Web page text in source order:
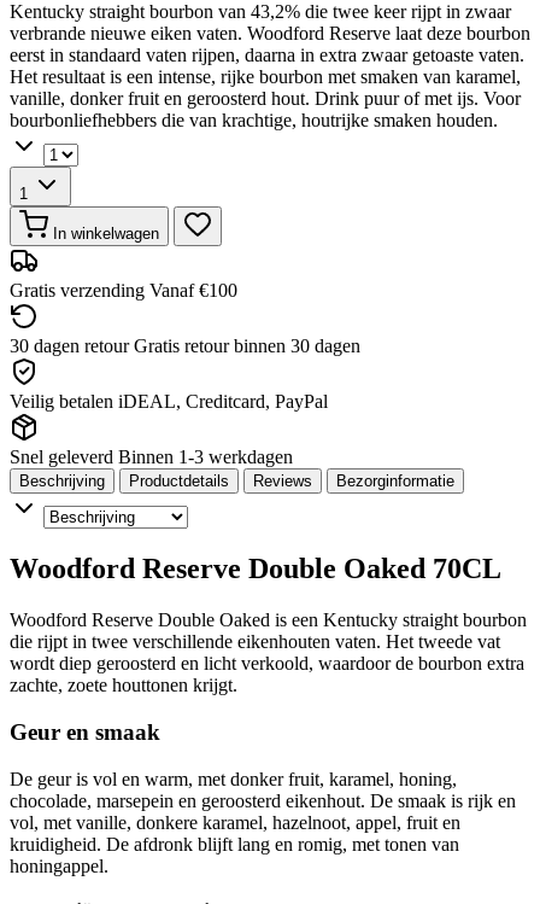
Kentucky straight bourbon van 43,2% die twee keer rijpt in zwaar
verbrande nieuwe eiken vaten. Woodford Reserve laat deze bourbon
eerst in standaard vaten rijpen, daarna in extra zwaar getoaste vaten.
Het resultaat is een intense, rijke bourbon met smaken van karamel,
vanille, donker fruit en geroosterd hout. Drink puur of met ijs. Voor
bourbonliefhebbers die van krachtige, houtrijke smaken houden.
1
In winkelwagen
Gratis verzending Vanaf €100
30 dagen retour Gratis retour binnen 30 dagen
Veilig betalen iDEAL, Creditcard, PayPal
Snel geleverd Binnen 1-3 werkdagen
Beschrijving Productdetails Reviews Bezorginformatie
Woodford Reserve Double Oaked 70CL
Woodford Reserve Double Oaked is een Kentucky straight bourbon
die rijpt in twee verschillende eikenhouten vaten. Het tweede vat
wordt diep geroosterd en licht verkoold, waardoor de bourbon extra
zachte, zoete houttonen krijgt.
Geur en smaak
De geur is vol en warm, met donker fruit, karamel, honing,
chocolade, marsepein en geroosterd eikenhout. De smaak is rijk en
vol, met vanille, donkere karamel, hazelnoot, appel, fruit en
kruidigheid. De afdronk blijft lang en romig, met tonen van
honingappel.